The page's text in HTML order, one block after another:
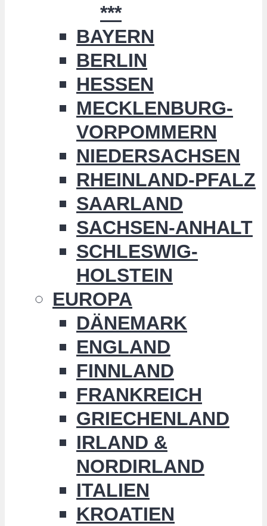
***
BAYERN
BERLIN
HESSEN
MECKLENBURG-
VORPOMMERN
NIEDERSACHSEN
RHEINLAND-PFALZ
SAARLAND
SACHSEN-ANHALT
SCHLESWIG-
HOLSTEIN
EUROPA
DÄNEMARK
ENGLAND
FINNLAND
FRANKREICH
GRIECHENLAND
IRLAND &
NORDIRLAND
ITALIEN
KROATIEN